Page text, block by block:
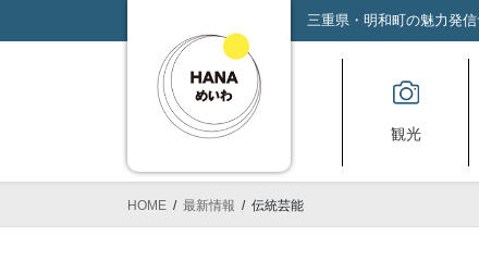
ン
ビ
三重県・明和町の魅力発
観光
HOME 最新情報 伝統芸能